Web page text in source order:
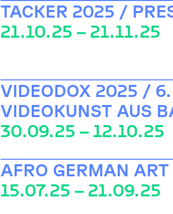
TACKER 2025 /
21.10.25 – 21.11.25
VIDEODOX 2025 /
VIDEOKUNST AUS
30.09.25 – 12.10.25
AFRO GERMAN ART
15.07.25 – 21.09.25